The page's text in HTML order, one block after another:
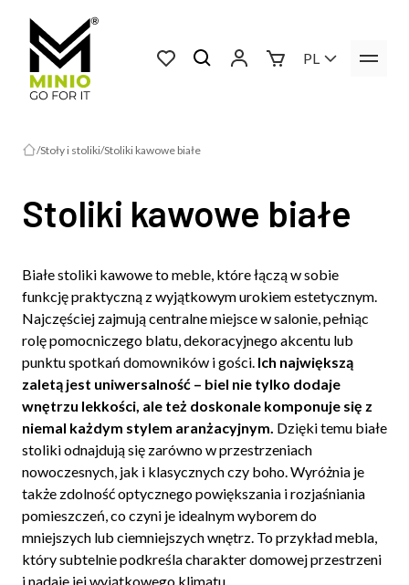
PL
Stoły i stoliki Stoliki kawowe białe
Stoliki kawowe białe
Białe stoliki kawowe to meble, które łączą w sobie
funkcję praktyczną z wyjątkowym urokiem estetycznym.
Najczęściej zajmują centralne miejsce w salonie, pełniąc
rolę pomocniczego blatu, dekoracyjnego akcentu lub
punktu spotkań domowników i gości. Ich największą
zaletą jest uniwersalność – biel nie tylko dodaje
wnętrzu lekkości, ale też doskonale komponuje się z
niemal każdym stylem aranżacyjnym. Dzięki temu białe
stoliki odnajdują się zarówno w przestrzeniach
nowoczesnych, jak i klasycznych czy boho. Wyróżnia je
także zdolność optycznego powiększania i rozjaśniania
pomieszczeń, co czyni je idealnym wyborem do
mniejszych lub ciemniejszych wnętrz. To przykład mebla,
który subtelnie podkreśla charakter domowej przestrzeni
i nadaje jej wyjątkowego klimatu.